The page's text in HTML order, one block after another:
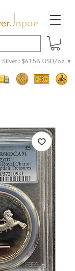
Silver : $63.58 USD/oz ▼